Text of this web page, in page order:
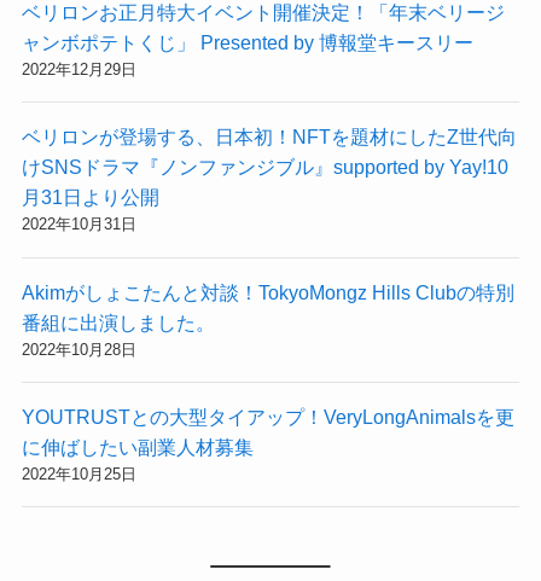
ベリロンお正月特大イベント開催決定！「年末ベリージ
ャンボポテトくじ」 Presented by 博報堂キースリー
2022年12月29日
ベリロンが登場する、日本初！NFTを題材にしたZ世代向
けSNSドラマ『ノンファンジブル』supported by Yay!10
月31日より公開
2022年10月31日
Akimがしょこたんと対談！TokyoMongz Hills Clubの特別
番組に出演しました。
2022年10月28日
YOUTRUSTとの大型タイアップ！VeryLongAnimalsを更
に伸ばしたい副業人材募集
2022年10月25日